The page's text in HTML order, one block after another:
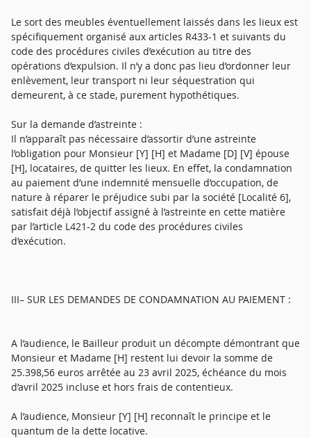
Le sort des meubles éventuellement laissés dans les lieux est
spécifiquement organisé aux articles R433-1 et suivants du
code des procédures civiles d’exécution au titre des
opérations d’expulsion. Il n’y a donc pas lieu d’ordonner leur
enlèvement, leur transport ni leur séquestration qui
demeurent, à ce stade, purement hypothétiques.
Sur la demande d’astreinte :
Il n’apparaît pas nécessaire d’assortir d’une astreinte
l’obligation pour Monsieur [Y] [H] et Madame [D] [V] épouse
[H], locataires, de quitter les lieux. En effet, la condamnation
au paiement d’une indemnité mensuelle d’occupation, de
nature à réparer le préjudice subi par la société [Localité 6],
satisfait déjà l’objectif assigné à l’astreinte en cette matière
par l’article L421-2 du code des procédures civiles
d’exécution.
III– SUR LES DEMANDES DE CONDAMNATION AU PAIEMENT :
A l’audience, le Bailleur produit un décompte démontrant que
Monsieur et Madame [H] restent lui devoir la somme de
25.398,56 euros arrêtée au 23 avril 2025, échéance du mois
d’avril 2025 incluse et hors frais de contentieux.
A l’audience, Monsieur [Y] [H] reconnaît le principe et le
quantum de la dette locative.